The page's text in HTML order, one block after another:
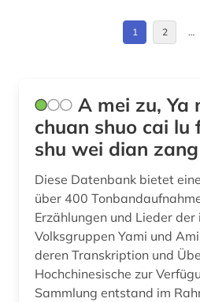
bilddatenbank (2)
bildstock (2)
biografie (2)
biographie (1)
bochum (1)
bosnien-herzegowina (1)
Daenemark (5)
Europa (3)
Finnland (4)
Frankreich (3)
GUS (1)
Griechenland (1)
1 2 …
A mei zu, Ya
chuan shuo cai lu
shu wei dian
Diese Datenbank bietet
über 400
Erzählungen und Lieder der
Volksgruppen Yami und
deren Transkription und
Hochchinesische zur
Sammlung entstand im